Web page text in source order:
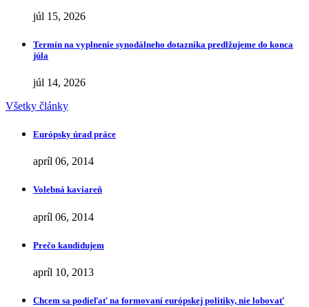
júl 15, 2026
Termín na vyplnenie synodálneho dotazníka predlžujeme do konca
júla
júl 14, 2026
Všetky články
Európsky úrad práce
apríl 06, 2014
Volebná kaviareň
apríl 06, 2014
Prečo kandidujem
apríl 10, 2013
Chcem sa podieľať na formovaní európskej politiky, nie lobovať